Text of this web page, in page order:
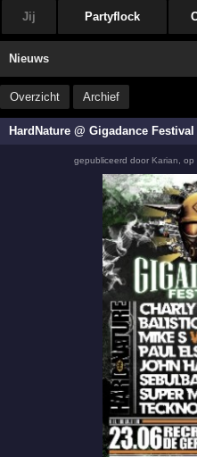
Jij Partyflock
Nieuws
Overzicht Archief
HardNature @ Gigadance Festival
gepubliceerd door Karian op